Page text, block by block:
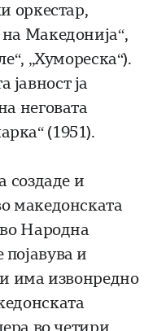
оркестар,
Македонија“,
„Хумореска“).
ја
неговата
(1951).
создаде и
македонската
во Народна
и
има извонредно